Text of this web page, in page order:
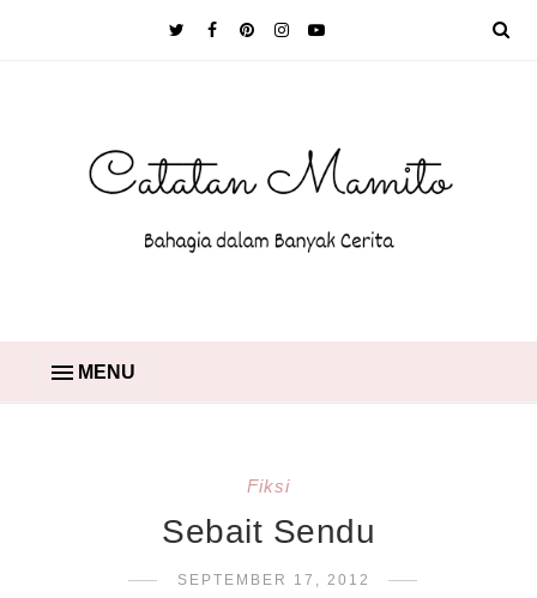
MENU
Fiksi
Sebait Sendu
SEPTEMBER 17, 2012